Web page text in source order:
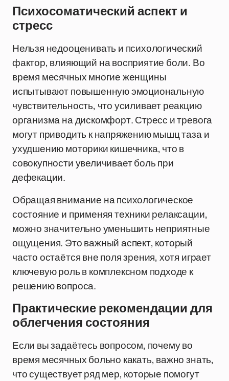
Психосоматический аспект и
стресс
Нельзя недооценивать и психологический
фактор, влияющий на восприятие боли. Во
время месячных многие женщины
испытывают повышенную эмоциональную
чувствительность, что усиливает реакцию
организма на дискомфорт. Стресс и тревога
могут приводить к напряжению мышц таза и
ухудшению моторики кишечника, что в
совокупности увеличивает боль при
дефекации.
Обращая внимание на психологическое
состояние и применяя техники релаксации,
можно значительно уменьшить неприятные
ощущения. Это важный аспект, который
часто остаётся вне поля зрения, хотя играет
ключевую роль в комплексном подходе к
решению вопроса.
Практические рекомендации для
облегчения состояния
Если вы задаётесь вопросом, почему во
время месячных больно какать, важно знать,
что существует ряд мер, которые помогут